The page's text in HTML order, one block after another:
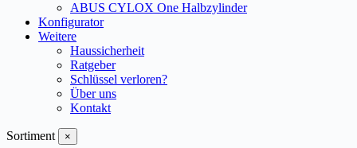
ABUS CYLOX One Halbzylinder
Konfigurator
Weitere
Haussicherheit
Ratgeber
Schlüssel verloren?
Über uns
Kontakt
Sortiment ×